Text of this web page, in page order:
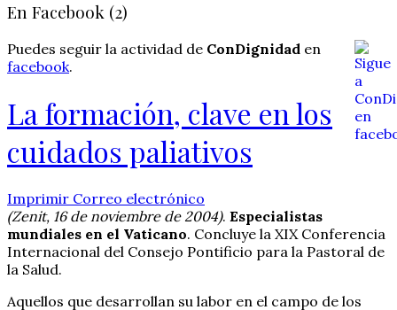
En Facebook (2)
Puedes seguir la actividad de ConDignidad en
facebook.
La formación, clave en los
cuidados paliativos
Imprimir Correo electrónico
(Zenit, 16 de noviembre de 2004). Especialistas
mundiales en el Vaticano. Concluye la XIX Conferencia
Internacional del Consejo Pontificio para la Pastoral de
la Salud.
Aquellos que desarrollan su labor en el campo de los